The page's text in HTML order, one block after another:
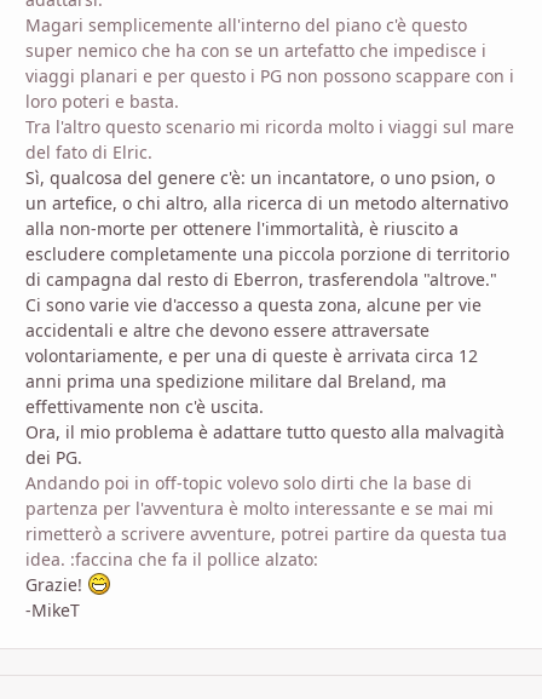
Magari semplicemente all'interno del piano c'è questo
super nemico che ha con se un artefatto che impedisce i
viaggi planari e per questo i PG non possono scappare con i
loro poteri e basta.
Tra l'altro questo scenario mi ricorda molto i viaggi sul mare
del fato di Elric.
Sì, qualcosa del genere c'è: un incantatore, o uno psion, o
un artefice, o chi altro, alla ricerca di un metodo alternativo
alla non-morte per ottenere l'immortalità, è riuscito a
escludere completamente una piccola porzione di territorio
di campagna dal resto di Eberron, trasferendola "altrove."
Ci sono varie vie d'accesso a questa zona, alcune per vie
accidentali e altre che devono essere attraversate
volontariamente, e per una di queste è arrivata circa 12
anni prima una spedizione militare dal Breland, ma
effettivamente non c'è uscita.
Ora, il mio problema è adattare tutto questo alla malvagità
dei PG.
Andando poi in off-topic volevo solo dirti che la base di
partenza per l'avventura è molto interessante e se mai mi
rimetterò a scrivere avventure, potrei partire da questa tua
idea. :faccina che fa il pollice alzato:
Grazie!
-MikeT